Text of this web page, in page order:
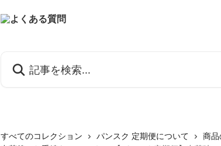
すべてのコレクション パンスク 定期便について
商